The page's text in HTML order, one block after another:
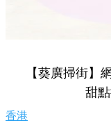
【葵廣掃街】
甜
香港